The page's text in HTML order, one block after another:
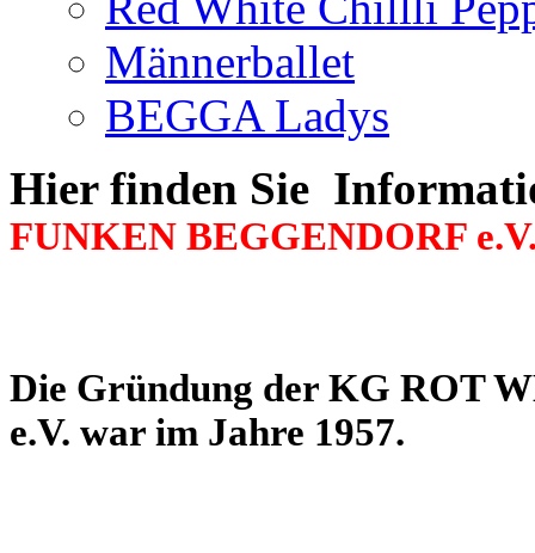
Männerballet
BEGGA Ladys
Hier finden Sie
FUNKEN BEGGENDORF
Die Gründung der KG ROT
e.V. war im Jahre 1957.